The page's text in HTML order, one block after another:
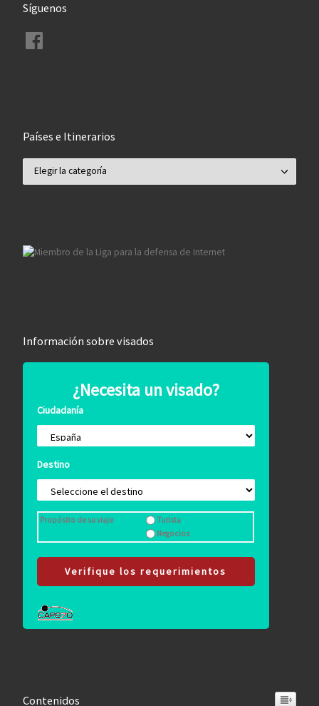
Síguenos
Facebook
Países e Itinerarios
Información sobre visados
¿Necesita un visado?
Ciudadanía
Destino
Propósito de su viaje
Turista
Negocios
Verifique los requerimientos
Contenidos